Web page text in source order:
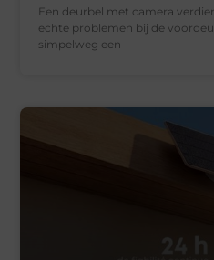
Een deurbel met camera
echte problemen bij de
simpelweg een